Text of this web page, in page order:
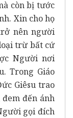
còn bị tước
Xin cho họ
nên người
trừ bất cứ
Người nơi
Trong Giáo
Giêsu trao
đến ánh
gọi đích